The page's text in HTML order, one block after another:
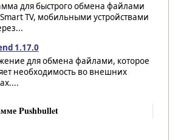
для быстрого обмена файлами
TV, мобильными устройствами
1.17.0
для обмена файлами, которое
необходимость во внешних
Pushbullet